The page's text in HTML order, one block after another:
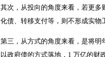
其次，从投向的角度来看，若更
化债、转移支付等，则不形成实物
第三，从方式的角度来看，是将
以政府债的方式落地，1 万亿的财